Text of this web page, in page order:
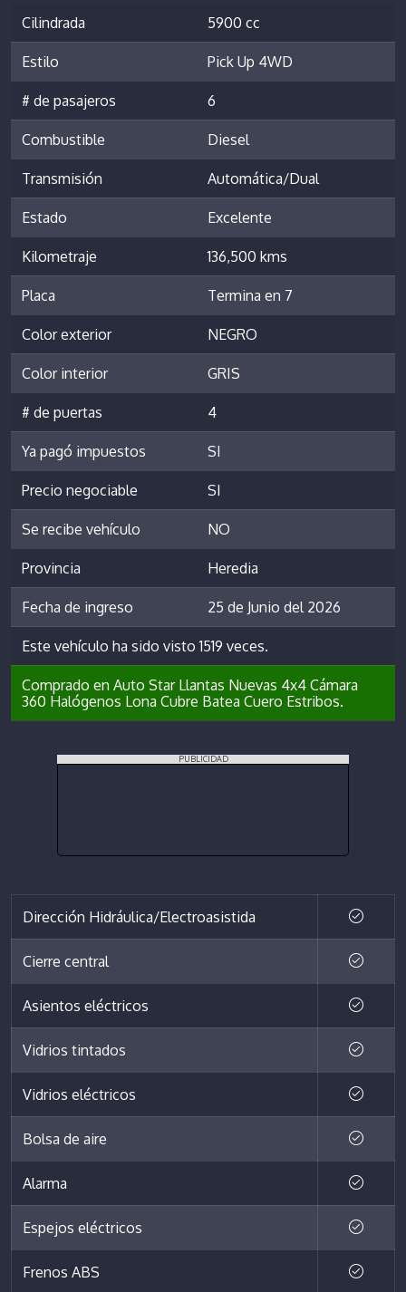
Cilindrada 5900 cc
Estilo Pick Up 4WD
# de pasajeros 6
Combustible Diesel
Transmisión Automática/Dual
Estado Excelente
Kilometraje 136,500 kms
Placa Termina en 7
Color exterior NEGRO
Color interior GRIS
# de puertas 4
Ya pagó impuestos SI
Precio negociable SI
Se recibe vehículo NO
Provincia Heredia
Fecha de ingreso 25 de Junio del 2026
Este vehículo ha sido visto 1519 veces.
Comprado en Auto Star Llantas Nuevas 4x4 Cámara
360 Halógenos Lona Cubre Batea Cuero Estribos.
PUBLICIDAD
Dirección Hidráulica/Electroasistida
Cierre central
Asientos eléctricos
Vidrios tintados
Vidrios eléctricos
Bolsa de aire
Alarma
Espejos eléctricos
Frenos ABS